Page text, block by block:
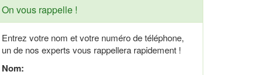
On vous rappelle !
Entrez votre nom et votre numéro de téléphone,
un de nos experts vous rappellera rapidement !
Nom: